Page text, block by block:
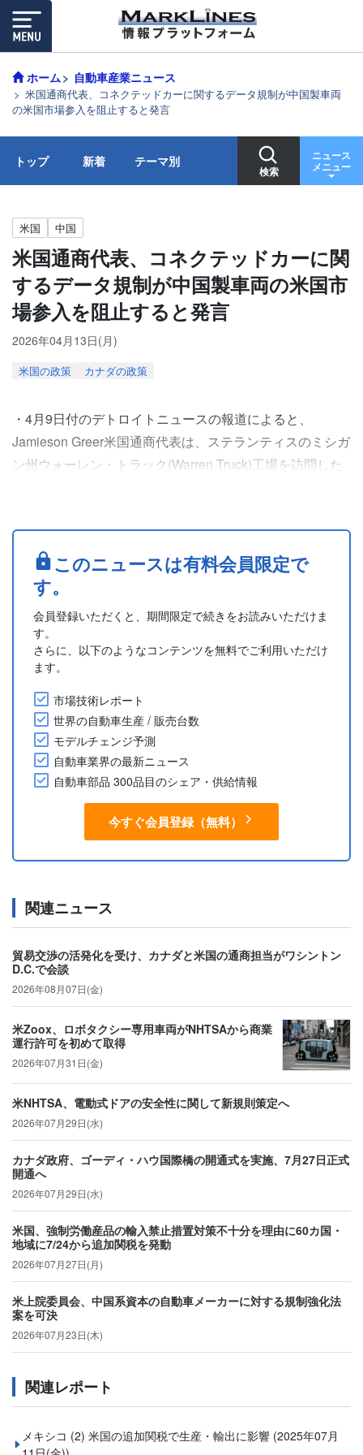
ホーム 自動車産業ニュース
米国通商代表、コネクテッドカーに関するデータ規制が中国製車両
の米国市場参入を阻止すると発言
トップ 新着 テーマ別
検索
ニュース
メニュー
米国 中国
米国通商代表、コネクテッドカーに関
するデータ規制が中国製車両の米国市
場参入を阻止すると発言
2026年04月13日(月)
米国の政策 カナダの政策
・4月9日付のデトロイトニュースの報道によると、
Jamieson Greer米国通商代表は、ステランティスのミシガ
ン州ウォーレン・トラック(Warren Truck)工場を訪問した
た。このデータ規制は、コネクテッドカーが米国居住者の
情報を収集する能力に関する安全保障上の懸念から、バイ
デン政権下の2025年1月に採択されたもので、米国....
このニュースは有料会員限定で
す。
会員登録いただくと、期間限定で続きをお読みいただけま
す。
さらに、以下のようなコンテンツを無料でご利用いただけ
ます。
市場技術レポート
世界の自動車生産 / 販売台数
モデルチェンジ予測
自動車業界の最新ニュース
自動車部品 300品目のシェア・供給情報
今すぐ会員登録（無料）
関連ニュース
貿易交渉の活発化を受け、カナダと米国の通商担当がワシントン
D.C.で会談
2026年08月07日(金)
米Zoox、ロボタクシー専用車両がNHTSAから商業
運行許可を初めて取得
2026年07月31日(金)
米NHTSA、電動式ドアの安全性に関して新規則策定へ
2026年07月29日(水)
カナダ政府、ゴーディ・ハウ国際橋の開通式を実施、7月27日正式
開通へ
2026年07月29日(水)
米国、強制労働産品の輸入禁止措置対策不十分を理由に60カ国・
地域に7/24から追加関税を発動
2026年07月27日(月)
米上院委員会、中国系資本の自動車メーカーに対する規制強化法
案を可決
2026年07月23日(木)
関連レポート
メキシコ (2) 米国の追加関税で生産・輸出に影響 (2025年07月